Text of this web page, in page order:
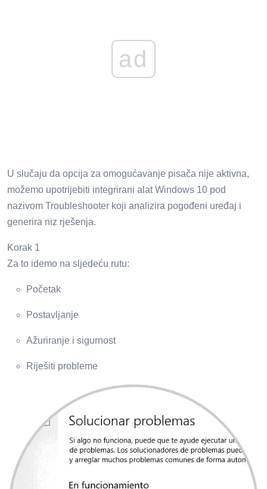
ad
U slučaju da opcija za omogućavanje pisača nije aktivna,
možemo upotrijebiti integrirani alat Windows 10 pod
nazivom Troubleshooter koji analizira pogođeni uređaj i
generira niz rješenja.
Korak 1
Za to idemo na sljedeću rutu:
Početak
Postavljanje
Ažuriranje i sigurnost
Riješiti probleme